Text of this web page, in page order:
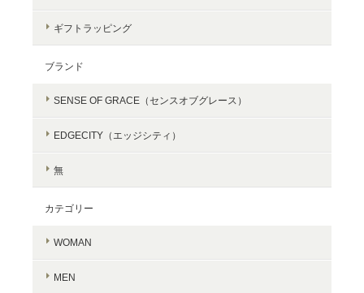
ギフトラッピング
ブランド
SENSE OF GRACE（センスオブグレース）
EDGECITY（エッジシティ）
無
カテゴリー
WOMAN
MEN